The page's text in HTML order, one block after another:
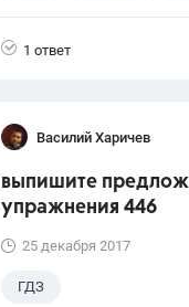
1 ответ
Василий Харичев
выпишите
упражнения 446
25 декабря 2017
ГДЗ